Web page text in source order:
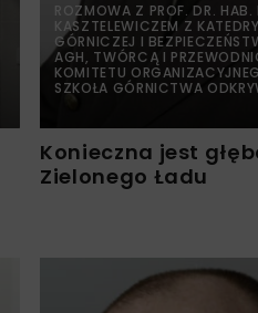
ROZMOWA Z PROF. DR. HAB.
KASZTELEWICZEM Z
GÓRNICZEJ I
AGH, TWÓRCĄ I
KOMITETU
SZKOŁA GÓRNICTWA
Konieczna jest
Zielonego Ładu